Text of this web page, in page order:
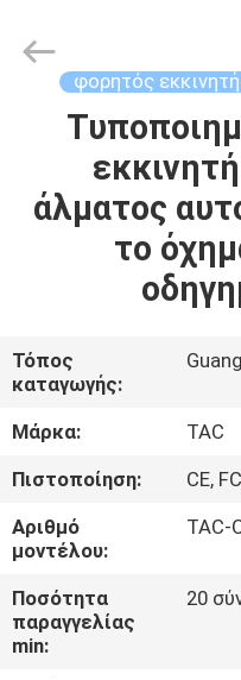
ΣΠΊΤΙ
ΠΡΟΪΌΝΤΑ
ΠΕΡΊΠΟΥ
ΕΜΕΊΣ
ΓΎΡΟΣ
ΕΡΓΟΣΤΑΣΊΩΝ
ΠΟΙΟΤΙΚΌΣ
ΈΛΕΓΧΟΣ
Energy
Technology
φορητός
άλματος
το
Τόπος
καταγωγής:
Μάρκα:
TAC
Πιστοποίηση:
CE,
Αριθμό
μοντέλου:
TAC-
Ποσότητα
παραγγελίας
min:
20